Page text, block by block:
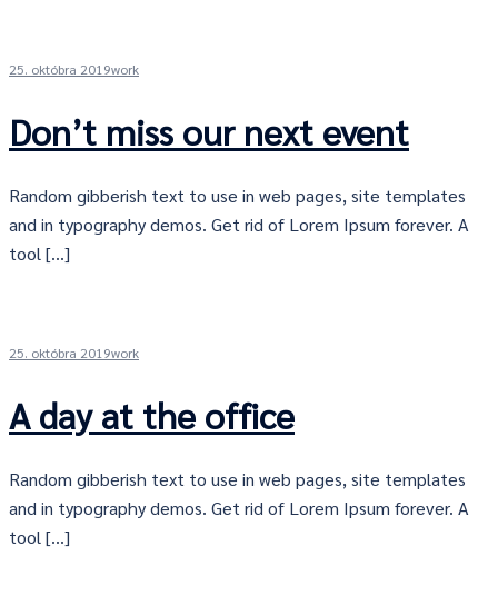
25. októbra 2019work
Don’t miss our next event
Random gibberish text to use in web pages, site templates
and in typography demos. Get rid of Lorem Ipsum forever. A
tool […]
25. októbra 2019work
A day at the office
Random gibberish text to use in web pages, site templates
and in typography demos. Get rid of Lorem Ipsum forever. A
tool […]